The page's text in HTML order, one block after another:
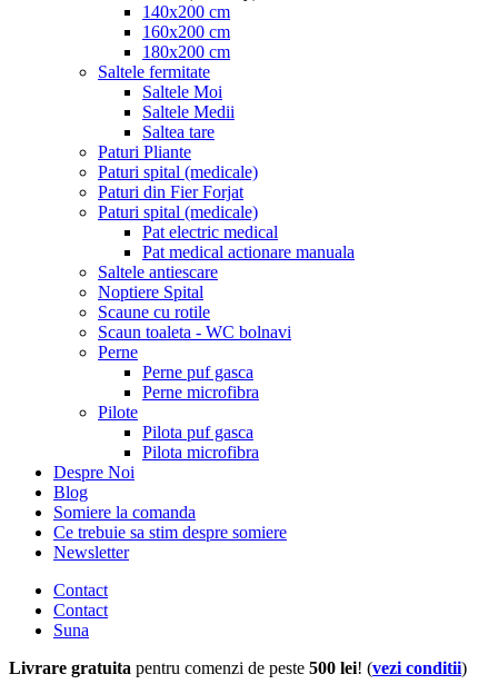
140x200 cm
160x200 cm
180x200 cm
Saltele fermitate
Saltele Moi
Saltele Medii
Saltea tare
Paturi Pliante
Paturi spital (medicale)
Paturi din Fier Forjat
Paturi spital (medicale)
Pat electric medical
Pat medical actionare manuala
Saltele antiescare
Noptiere Spital
Scaune cu rotile
Scaun toaleta - WC bolnavi
Perne
Perne puf gasca
Perne microfibra
Pilote
Pilota puf gasca
Pilota microfibra
Despre Noi
Blog
Somiere la comanda
Ce trebuie sa stim despre somiere
Newsletter
Contact
Contact
Suna
Livrare gratuita pentru comenzi de peste 500 lei! (vezi conditii)